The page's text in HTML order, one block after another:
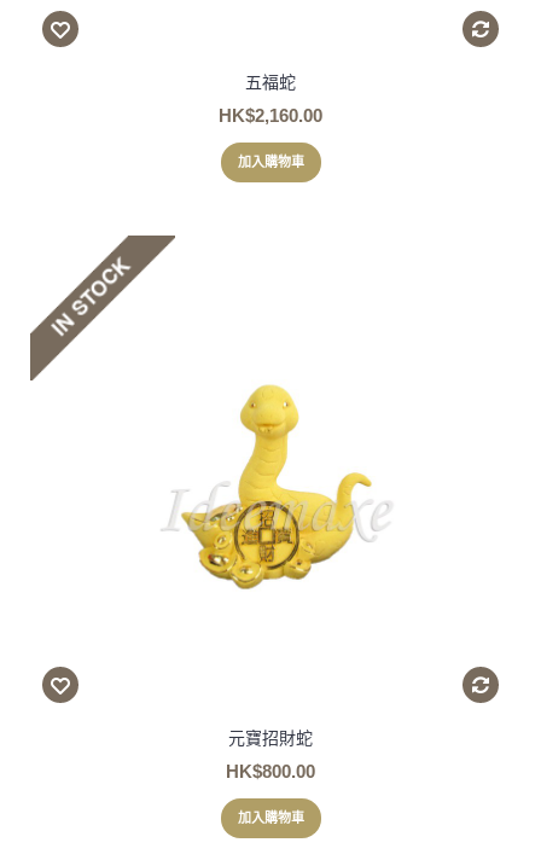
五福蛇
HK$2,160.00
加入購物車
元寶招財蛇
HK$800.00
加入購物車